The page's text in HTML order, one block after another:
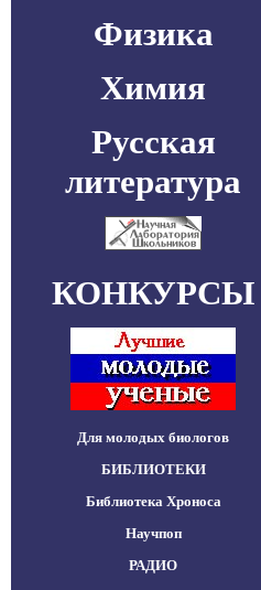
Физика
Химия
Русская
литература
КОНКУРСЫ
Для молодых биологов
БИБЛИОТЕКИ
Библиотека Хроноса
Научпоп
РАДИО